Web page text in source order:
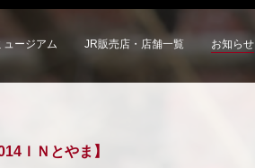
ュージアム JR販売店・店舗一覧 お知らせ
ＩＮとやま】